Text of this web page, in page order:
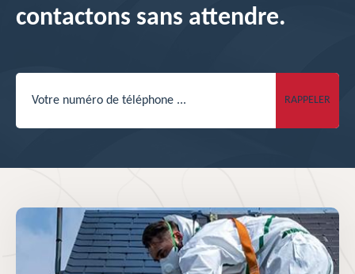
contactons sans attendre.